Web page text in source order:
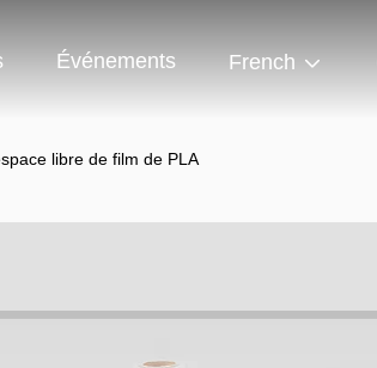
Événements French
libre de film de PLA